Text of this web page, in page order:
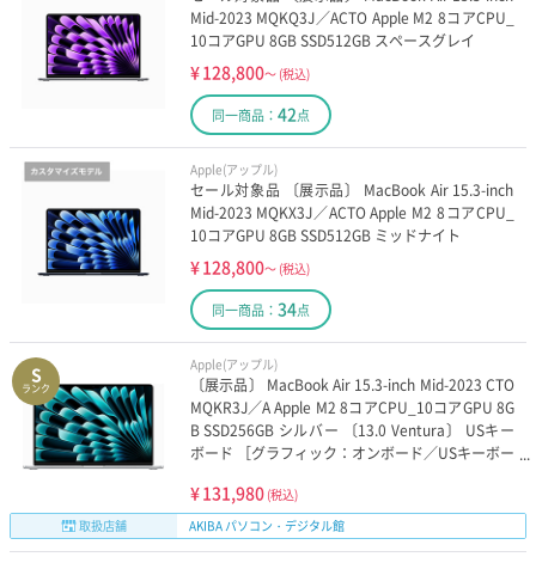
Mid-2023 MQKQ3J／ACTO Apple M2 8コアCPU_
10コアGPU 8GB SSD512GB スペースグレイ
¥128,800～ (税込)
同一商品： 42点
Apple(アップル)
セール対象品 〔展示品〕 MacBook Air 15.3-inch
Mid-2023 MQKX3J／ACTO Apple M2 8コアCPU_
10コアGPU 8GB SSD512GB ミッドナイト
¥128,800～ (税込)
同一商品： 34点
S
ランク
Apple(アップル)
〔展示品〕 MacBook Air 15.3-inch Mid-2023 CTO
MQKR3J／A Apple M2 8コアCPU_10コアGPU 8G
B SSD256GB シルバー 〔13.0 Ventura〕 USキー
ボード ［グラフィック：オンボード／USキーボー
¥131,980 (税込)
取扱店舗
AKIBA パソコン・デジタル館